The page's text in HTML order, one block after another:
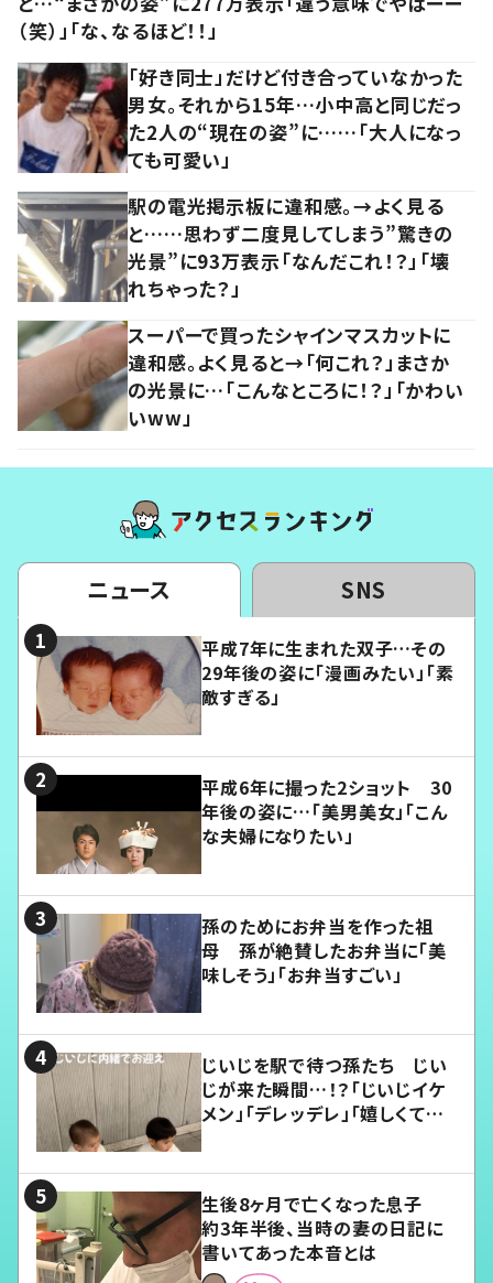
（笑）」「な、なるほど！！」
「好き同士」だけど付き合っていなかった
男女。それから15年…小中高と同じだっ
た2人の“現在の姿”に……「大人になっ
ても可愛い」
駅の電光掲示板に違和感。→よく見る
と……思わず二度見してしまう”驚きの
光景”に93万表示「なんだこれ！？」「壊
れちゃった？」
スーパーで買ったシャインマスカットに
違和感。よく見ると→「何これ？」まさか
の光景に…「こんなところに！？」「かわい
いww」
ニュース SNS
平成7年に生まれた双子…その
29年後の姿に「漫画みたい」「素
敵すぎる」
平成6年に撮った2ショット 30
年後の姿に…「美男美女」「こん
な夫婦になりたい」
孫のためにお弁当を作った祖
母 孫が絶賛したお弁当に「美
味しそう」「お弁当すごい」
じいじを駅で待つ孫たち じい
じが来た瞬間…！？「じいじイケ
メン」「デレッデレ」「嬉しくて可
生後8ヶ月で亡くなった息子
約3年半後、当時の妻の日記に
書いてあった本音とは